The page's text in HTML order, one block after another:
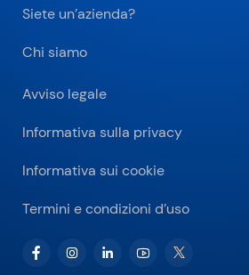
Siete un’azienda?
Chi siamo
Avviso legale
Informativa sulla privacy
Informativa sui cookie
Termini e condizioni d’uso